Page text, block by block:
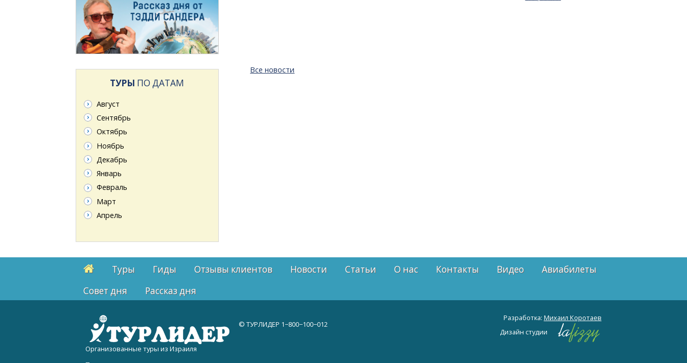
Все новости
ТУРЫ ПО ДАТАМ
Август
Сентябрь
Октябрь
Ноябрь
Декабрь
Январь
Февраль
Март
Апрель
Туры Гиды Отзывы клиентов Новости Статьи О нас Контакты Видео
Авиабилеты
Cовет дня
Рассказ дня
© ТУРЛИДЕР 1−800−100−012
Организованные туры из Израиля
Разработка: Михаил Коротаев
Дизайн студии